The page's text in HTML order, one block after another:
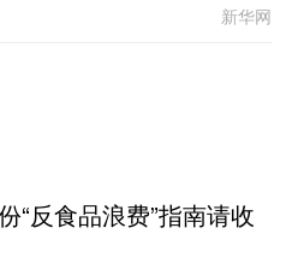
新华网
“反食品浪费”指南请收